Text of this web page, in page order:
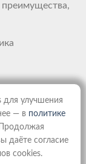
для улучшения
— в политике
даёте согласие
cookies.